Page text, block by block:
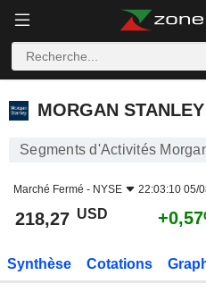
MORGAN STANLEY
MORGAN STANLEY
Segments d'Activités
Marché Fermé - NYSE 22:03:10 05/
218,27 USD
Synthèse Cotations